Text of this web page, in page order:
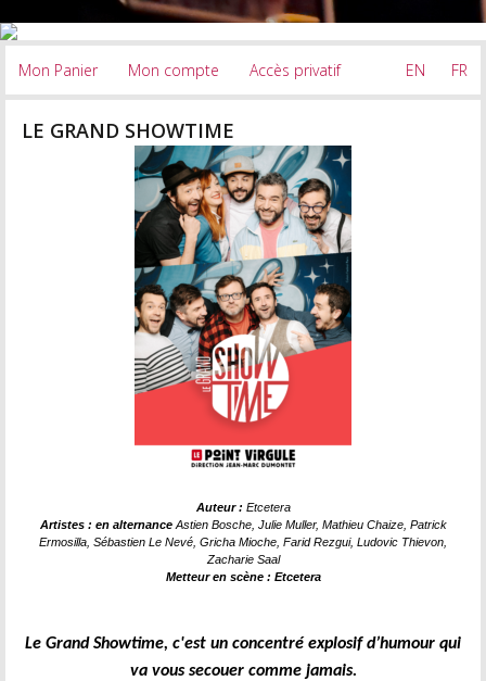
FR
EN
Mon Panier Mon compte Accès privatif
LE GRAND SHOWTIME
Auteur : Etcetera
Artistes : en alternance Astien Bosche, Julie Muller, Mathieu Chaize, Patrick
Ermosilla, Sébastien Le Nevé, Gricha Mioche, Farid Rezgui, Ludovic Thievon,
Zacharie Saal
Metteur en scène : Etcetera
Le Grand Showtime, c'est un concentré explosif d’humour qui
va vous secouer comme jamais.